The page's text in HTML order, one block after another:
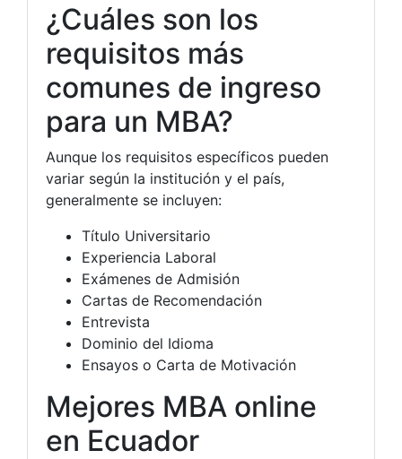
¿Cuáles son los
requisitos más
comunes de ingreso
para un MBA?
Aunque los requisitos específicos pueden
variar según la institución y el país,
generalmente se incluyen:
Título Universitario
Experiencia Laboral
Exámenes de Admisión
Cartas de Recomendación
Entrevista
Dominio del Idioma
Ensayos o Carta de Motivación
Mejores MBA online
en Ecuador